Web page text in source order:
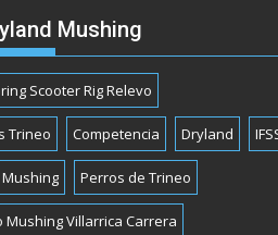
Mushing
Scooter Rig Relevo
Trineo Competencia Dryland
Mushing Perros de Trineo
Mushing Villarrica Carrera